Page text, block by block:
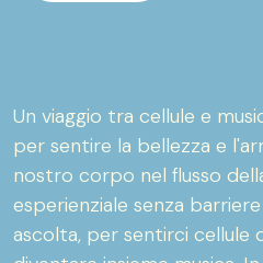
Un viaggio tra cellule e
per sentire la bellezza e
nostro corpo nel flusso
esperienziale senza
ascolta, per sentirci cellule